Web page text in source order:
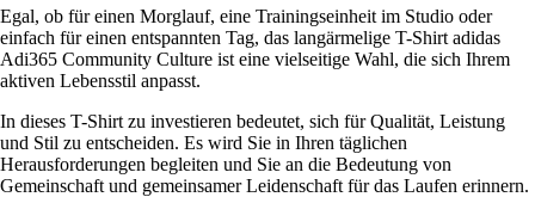
Egal, ob für einen Morglauf, eine Trainingseinheit im Studio oder
einfach für einen entspannten Tag, das langärmelige T-Shirt adidas
Adi365 Community Culture ist eine vielseitige Wahl, die sich Ihrem
aktiven Lebensstil anpasst.
In dieses T-Shirt zu investieren bedeutet, sich für Qualität, Leistung
und Stil zu entscheiden. Es wird Sie in Ihren täglichen
Herausforderungen begleiten und Sie an die Bedeutung von
Gemeinschaft und gemeinsamer Leidenschaft für das Laufen erinnern.